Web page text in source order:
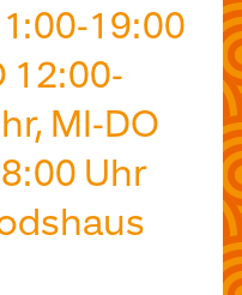
19:00
12:00-
MI-DO
Uhr